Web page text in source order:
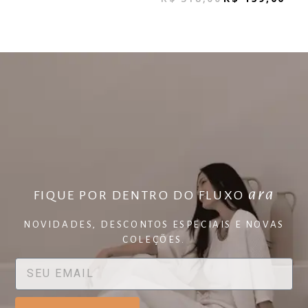
FIQUE POR DENTRO DO FLUXOara
NOVIDADES, DESCONTOS ESPECIAIS E NOVAS
COLEÇÕES.